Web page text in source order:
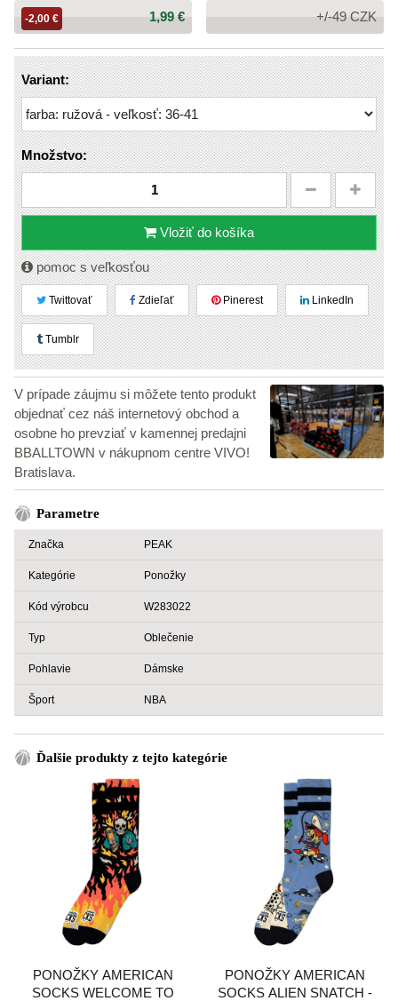
Cena:
1,99 €
-2,00 € +/-49 CZK
Variant:
Množstvo:
Vložiť do košíka
pomoc s veľkosťou
Twittovať Zdieľať Pinerest LinkedIn
Tumblr
V prípade záujmu si môžete tento produkt
objednať cez náš internetový obchod a
osobne ho prevziať v kamennej predajni
BBALLTOWN v nákupnom centre VIVO!
Bratislava.
Parametre
Značka PEAK
Kategórie Ponožky
Kód výrobcu W283022
Typ Oblečenie
Pohlavie Dámske
Šport NBA
Ďalšie produkty z tejto kategórie
PONOŽKY AMERICAN
SOCKS WELCOME TO
PONOŽKY AMERICAN
SOCKS ALIEN SNATCH -